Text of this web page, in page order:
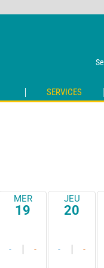
SERVICES
MER
19
- -
JEU
20
- -